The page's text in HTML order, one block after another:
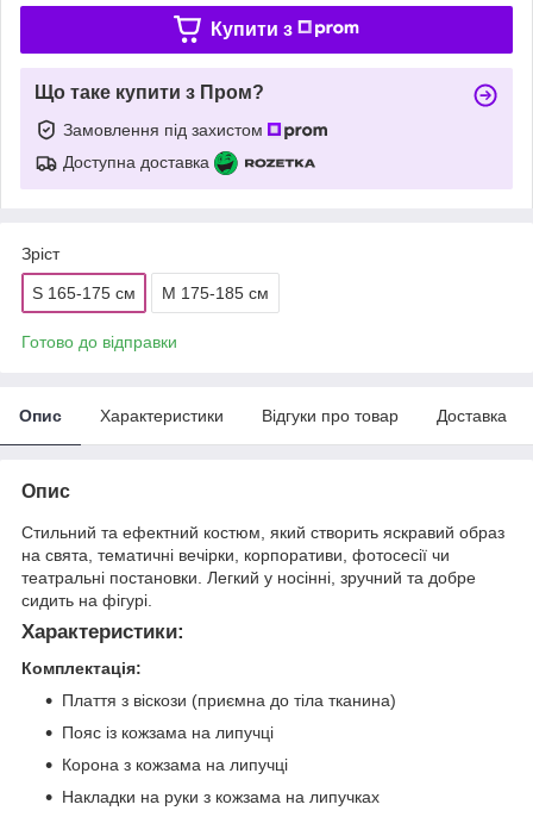
Купити з
Що таке купити з Пром?
Замовлення під захистом
Доступна доставка
Зріст
S 165-175 см M 175-185 см
Готово до відправки
Опис Характеристики Відгуки про товар Доставка
Опис
Стильний та ефектний костюм, який створить яскравий образ
на свята, тематичні вечірки, корпоративи, фотосесії чи
театральні постановки. Легкий у носінні, зручний та добре
сидить на фігурі.
Характеристики:
Комплектація:
Плаття з віскози (приємна до тіла тканина)
Пояс із кожзама на липучці
Корона з кожзама на липучці
Накладки на руки з кожзама на липучках